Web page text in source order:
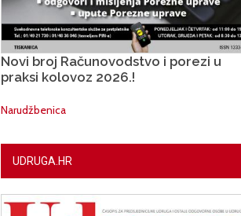
Novi broj Računovodstvo i porezi u
praksi kolovoz 2026.!
Narudžbenica
UDRUGA.HR